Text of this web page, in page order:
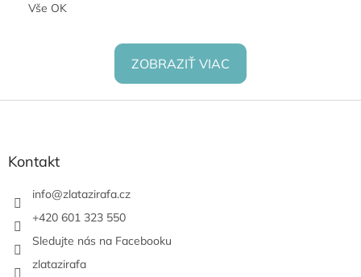
Vše OK
ZOBRAZIŤ VIAC
Z
Kontakt
info@zlatazirafa.cz
+420 601 323 550
Sledujte nás na Facebooku
zlatazirafa